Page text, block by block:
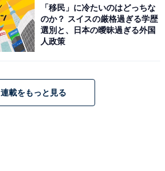
「移民」に冷たいのはどっちな
のか？ スイスの厳格過ぎる学歴
選別と、日本の曖昧過ぎる外国
人政策
連載をもっと見る